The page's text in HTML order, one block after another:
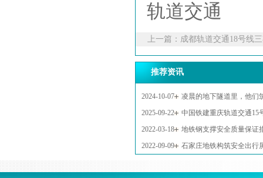
轨道交通
上一篇： 成都轨道交通18号线
推荐资讯
2024-10-07
凌晨的地下隧道里，他们
2025-09-22
中国铁建重庆轨道交通15
2022-03-18
地铁钢支撑安全质量保证
2022-09-09
石家庄地铁构筑安全出行